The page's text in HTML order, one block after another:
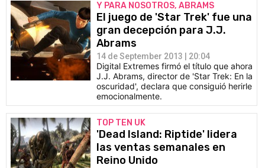
Y PARA NOSOTROS, ABRAMS
El juego de 'Star Trek' fue una
gran decepción para J.J.
Abrams
14 de September 2013 | 20:04
Digital Extremes firmó el título que ahora
J.J. Abrams, director de 'Star Trek: En la
oscuridad', declara que consiguió herirle
emocionalmente.
TOP TEN UK
'Dead Island: Riptide' lidera
las ventas semanales en
Reino Unido